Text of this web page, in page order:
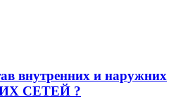
внутренних и наружних
СЕТЕЙ ?